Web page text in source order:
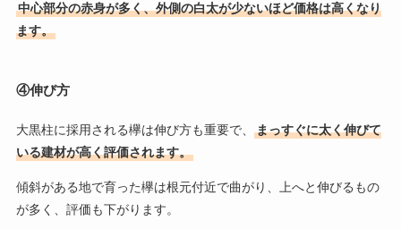
中心部分の赤身が多く、外側の白太が少ないほど価格は高くなり
ます。
④伸び方
大黒柱に採用される欅は伸び方も重要で、
まっすぐに太く伸びて
いる建材が高く評価されます。
傾斜がある地で育った欅は根元付近で曲がり、上へと伸びるもの
が多く、評価も下がります。